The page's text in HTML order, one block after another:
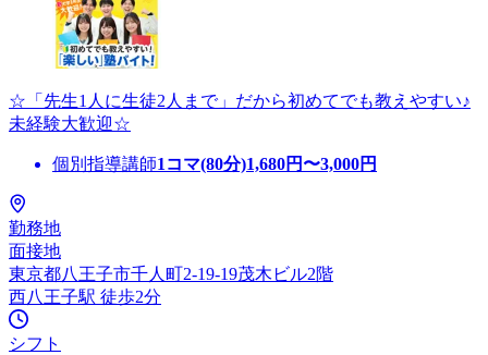
☆「先生1人に生徒2人まで」だから初めてでも教えやすい♪
未経験大歓迎☆
個別指導講師1コマ(80分)1,680円〜3,000円
勤務地
面接地
東京都八王子市千人町2-19-19茂木ビル2階
西八王子駅 徒歩2分
シフト